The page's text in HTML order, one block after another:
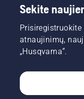
Sekite
atnaujinimų,
„Husqvarna“.